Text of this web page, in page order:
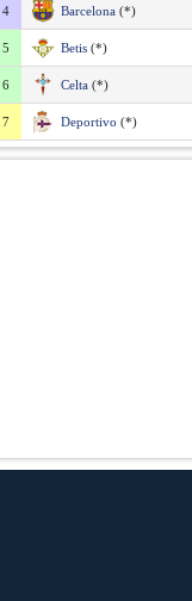
4 Barcelona (*)
5 Betis (*)
6 Celta (*)
7 Deportivo (*)